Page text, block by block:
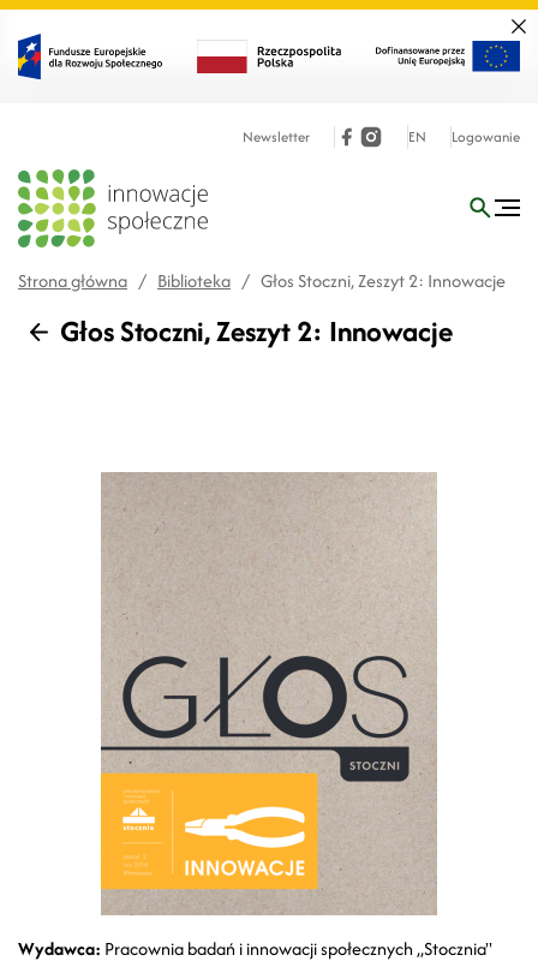
Newsletter EN Logowanie
Strona główna / Biblioteka / Głos Stoczni, Zeszyt 2: Innowacje
Wstecz
Głos Stoczni, Zeszyt 2: Innowacje
Wydawca: Pracownia badań i innowacji społecznych ,,Stocznia"